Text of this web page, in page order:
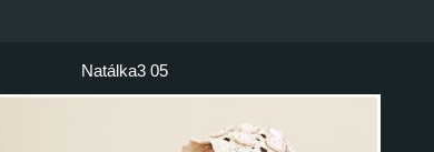
Natálka3 05